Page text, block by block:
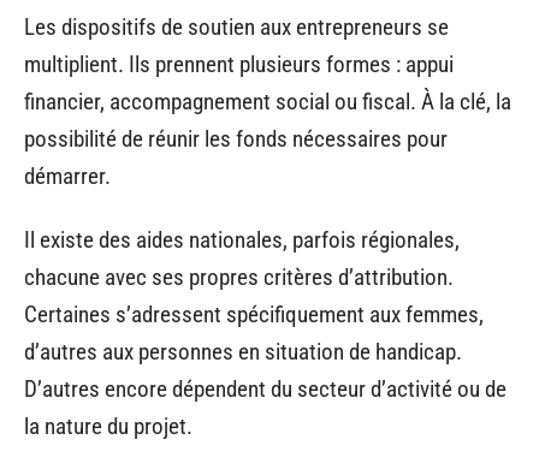
Les dispositifs de soutien aux entrepreneurs se
multiplient. Ils prennent plusieurs formes : appui
financier, accompagnement social ou fiscal. À la clé, la
possibilité de réunir les fonds nécessaires pour
démarrer.
Il existe des aides nationales, parfois régionales,
chacune avec ses propres critères d’attribution.
Certaines s’adressent spécifiquement aux femmes,
d’autres aux personnes en situation de handicap.
D’autres encore dépendent du secteur d’activité ou de
la nature du projet.